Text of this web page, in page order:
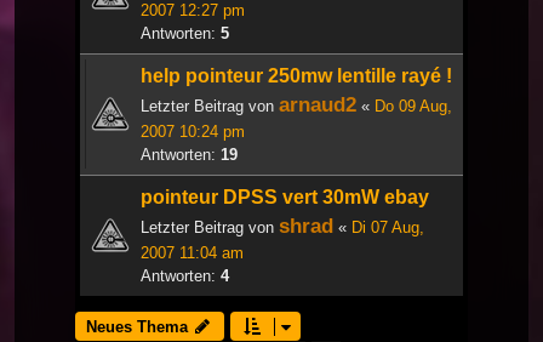
2007 12:27 pm
Antworten: 5
help pointeur 250mw lentille rayé !
Letzter Beitrag von arnaud2 « Do 09 Aug,
2007 10:24 pm
Antworten: 19
pointeur DPSS vert 30mW ebay
Letzter Beitrag von shrad « Di 07 Aug,
2007 11:04 am
Antworten: 4
Neues Thema